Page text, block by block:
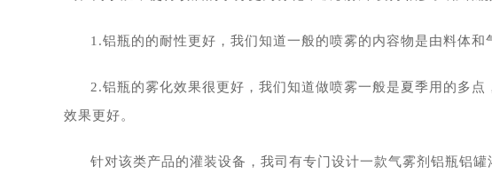
1.铝瓶的的耐性更好，我们知道一般的喷雾的内容物是由料体
2.铝瓶的雾化效果很更好，我们知道做喷雾一般是夏季用的多
效果更好。
针对该类产品的灌装设备，我司有专门设计一款气雾剂铝瓶铝